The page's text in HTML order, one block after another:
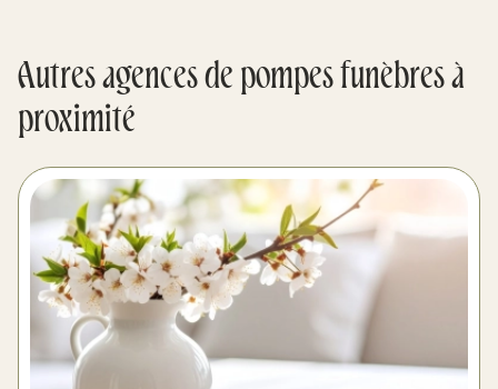
Autres agences de pompes funèbres à
proximité